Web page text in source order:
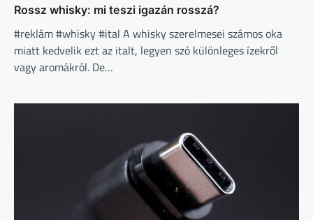
Rossz whisky: mi teszi igazán rosszá?
#reklám #whisky #ital A whisky szerelmesei számos oka
miatt kedvelik ezt az italt, legyen szó különleges ízekről
vagy aromákról. De…